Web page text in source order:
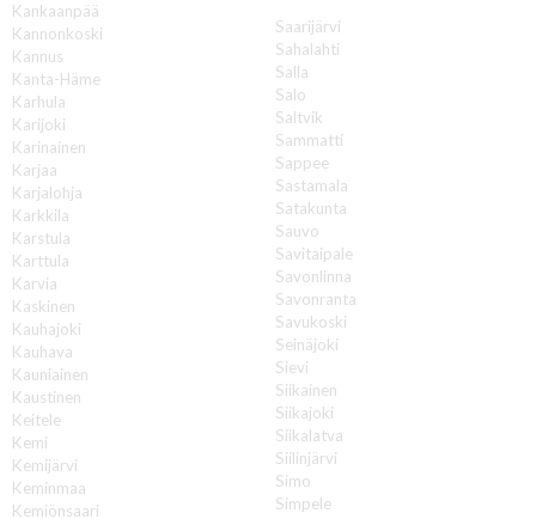
Kankaanpää
Kannonkoski
Kannus
Kanta-Häme
Karhula
Karijoki
Karinainen
Karjaa
Karjalohja
Karkkila
Karstula
Karttula
Karvia
Kaskinen
Kauhajoki
Kauhava
Kauniainen
Kaustinen
Keitele
Kemi
Kemijärvi
Keminmaa
Kemiönsaari
Saarijärvi
Sahalahti
Salla
Salo
Saltvik
Sammatti
Sappee
Sastamala
Satakunta
Sauvo
Savitaipale
Savonlinna
Savonranta
Savukoski
Seinäjoki
Sievi
Siikainen
Siikajoki
Siikalatva
Siilinjärvi
Simo
Simpele